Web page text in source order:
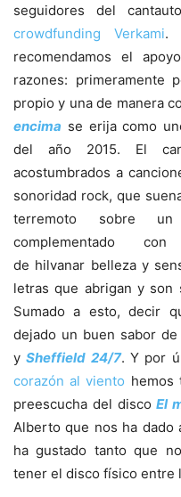
seguidores del
crowdfunding Verkami.
recomendamos el
razones: primeramente
propio y una de manera
encima se erija como
del año 2015. El
acostumbrados a
sonoridad rock, que
terremoto sobre
complementado
de hilvanar belleza y
letras que abrigan y son
Sumado a esto, decir
dejado un buen sabor
ySheffield 24/7. Y por
corazón al viento hemos
preescucha del disco El
Alberto que nos ha dado
ha gustado tanto que
tener el disco físico entre